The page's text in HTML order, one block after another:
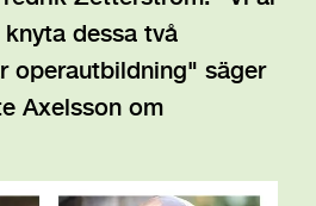
dessa två
operautbildning" säger
Axelsson om